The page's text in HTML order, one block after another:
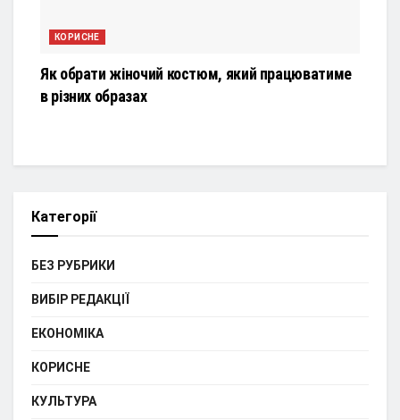
КОРИСНЕ
Як обрати жіночий костюм, який працюватиме
в різних образах
Категорії
БЕЗ РУБРИКИ
ВИБІР РЕДАКЦІЇ
ЕКОНОМІКА
КОРИСНЕ
КУЛЬТУРА